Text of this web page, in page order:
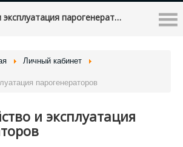
Устройство и эксплуатация парогенераторов
Личный кабинет
парогенераторов
и эксплуатация